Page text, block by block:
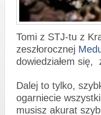
Tomi z STJ-tu z
zeszłorocznej
dowiedziałem się,
Dalej to tylko,
ogarniecie
musisz akurat